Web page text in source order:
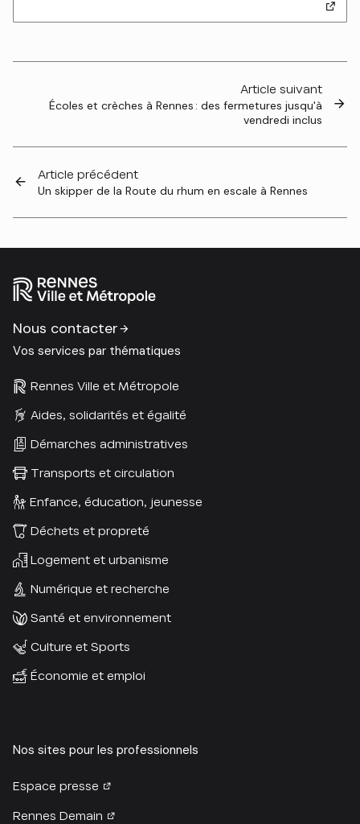
Article précédent
Un skipper de la Route du rhum en escale à Rennes
Article suivant
Écoles et crèches à Rennes : des fermetures jusqu'à
vendredi inclus
Nous contacter
Vos services par thématiques
Rennes Ville et Métropole
Aides, solidarités et égalité
Démarches administratives
Transports et circulation
Enfance, éducation, jeunesse
Déchets et propreté
Logement et urbanisme
Numérique et recherche
Santé et environnement
Culture et Sports
Économie et emploi
Nos sites pour les professionnels
Espace presse
Rennes Demain